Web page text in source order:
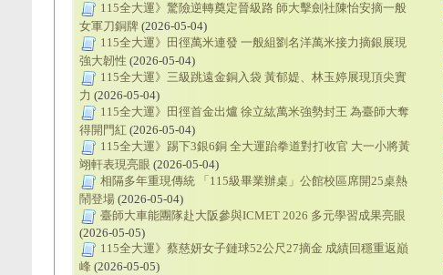
115全大運》​驚險逆轉奠定晉級路 師大擊劍社陳怡安摘一般
女軍刀銅牌 (2026-05-04)
115全大運》田徑萬米連發 一般組劉名洋萬米接力摘銀展現
強大韌性 (2026-05-04)
115全大運》三級跳遠金銅入袋 黃郁媞、林玉婷展現頂尖實
力 (2026-05-04)
115全大運》田徑首金出爐 徐立紘萬米強勢封王 為臺師大奪
得開門紅 (2026-05-04)
115全大運》踢下3銀6銅 全大運跆拳道對打收官 大一小將黃
翊軒表現亮眼 (2026-05-04)
相隔多年重現傳統 「115級畢業辦桌」公館校區席開25桌熱
鬧登場 (2026-05-04)
臺師大車能團隊赴大阪參與ICMET 2026 多元學習成果亮眼
(2026-05-05)
115全大運》蔡慈妍女子鏈球52公尺27摘金 成績回穩重返巔
峰 (2026-05-05)